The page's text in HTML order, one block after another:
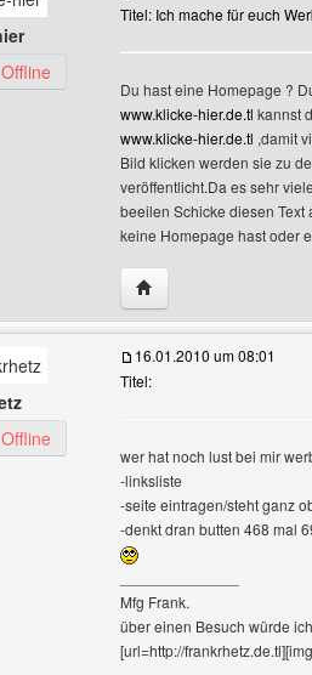
Benutzer-Profile anzeigen
Offline
Titel: Ich mache für euch
Du hast eine Homepage ?
www.klicke-hier.de.tl kannst
www.klicke-hier.de.tl ,damit
Bild klicken werden sie zu
veröffentlicht.Da es sehr
beeilen Schicke diesen
keine Homepage hast oder
Website dieses
Benutzer-Profile anzeigen
Offline
16.01.2010 um 08:01
Titel:
wer hat noch lust bei mir
-linksliste
-seite eintragen/steht ganz
-denkt dran butten 468 mal
Mfg Frank.
über einen Besuch würde
[url=http://